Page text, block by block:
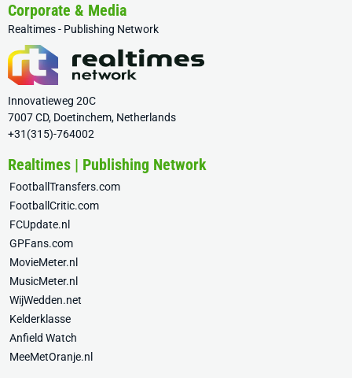
Corporate & Media
Realtimes - Publishing Network
Innovatieweg 20C
7007 CD, Doetinchem, Netherlands
+31(315)-764002
Realtimes | Publishing Network
FootballTransfers.com
FootballCritic.com
FCUpdate.nl
GPFans.com
MovieMeter.nl
MusicMeter.nl
WijWedden.net
Kelderklasse
Anfield Watch
MeeMetOranje.nl